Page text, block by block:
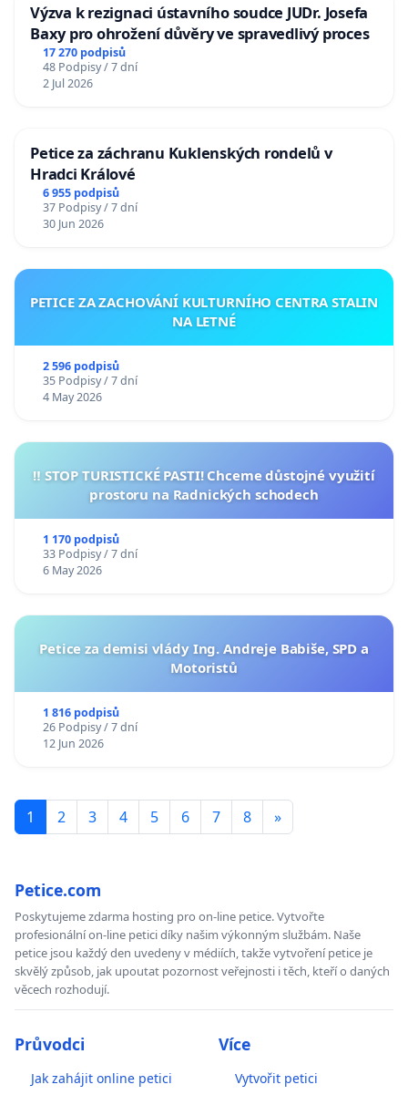
Výzva k rezignaci ústavního soudce JUDr. Josefa
Baxy pro ohrožení důvěry ve spravedlivý proces
17 270 podpisů
48 Podpisy / 7 dní
2 Jul 2026
Petice za záchranu Kuklenských rondelů v
Hradci Králové
6 955 podpisů
37 Podpisy / 7 dní
30 Jun 2026
PETICE ZA ZACHOVÁNÍ KULTURNÍHO CENTRA STALIN
NA LETNÉ
2 596 podpisů
35 Podpisy / 7 dní
4 May 2026
‼️ STOP TURISTICKÉ PASTI! Chceme důstojné využití
prostoru na Radnických schodech
1 170 podpisů
33 Podpisy / 7 dní
6 May 2026
Petice za demisi vlády Ing. Andreje Babiše, SPD a
Motoristů
1 816 podpisů
26 Podpisy / 7 dní
12 Jun 2026
1 2 3 4 5 6 7 8 »
Petice.com
Poskytujeme zdarma hosting pro on-line petice. Vytvořte
profesionální on-line petici díky našim výkonným službám. Naše
petice jsou každý den uvedeny v médiích, takže vytvoření petice je
skvělý způsob, jak upoutat pozornost veřejnosti i těch, kteří o daných
věcech rozhodují.
Průvodci
Jak zahájit online petici
Více
Vytvořit petici